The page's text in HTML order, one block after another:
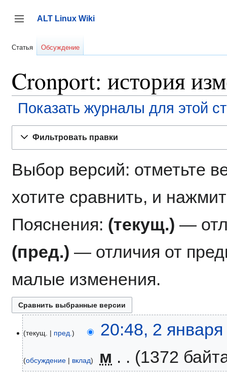
содержанию
Переключить боковую панель
ALT Linux Wiki
Статья Обсуждение
Cronport: история
Показать журналы для этой
Фильтровать правки
Выбор версий: отметьте
хотите сравнить, и
Пояснения: (текущ.) —
(пред.) — отличия от
малые изменения.
января
2018
текущ. пред. 20:48, 2
обсуждение вклад м 1372